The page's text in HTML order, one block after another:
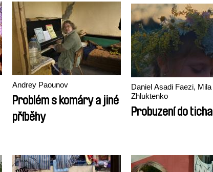
Andrey Paounov
Problém s komáry a jiné
příběhy
Daniel Asadi Faezi, Mila
Zhluktenko
Probuzení do ticha